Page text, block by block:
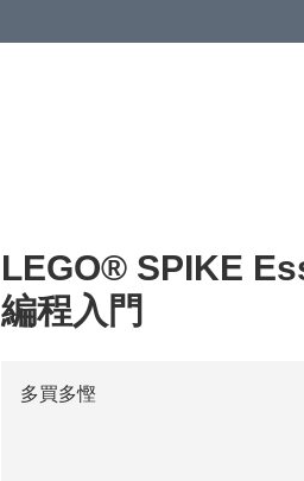
LEGO® SPIKE
編程入門
多買多慳